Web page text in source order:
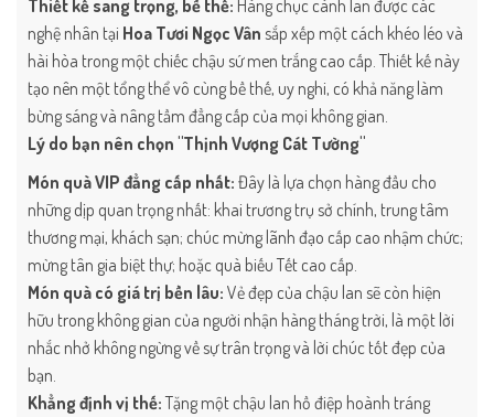
Thiết kế sang trọng, bề thế: Hàng chục cành lan được các
nghệ nhân tại Hoa Tươi Ngọc Vân sắp xếp một cách khéo léo và
hài hòa trong một chiếc chậu sứ men trắng cao cấp. Thiết kế này
tạo nên một tổng thể vô cùng bề thế, uy nghi, có khả năng làm
bừng sáng và nâng tầm đẳng cấp của mọi không gian.
Lý do bạn nên chọn "Thịnh Vượng Cát Tường"
Món quà VIP đẳng cấp nhất: Đây là lựa chọn hàng đầu cho
những dịp quan trọng nhất: khai trương trụ sở chính, trung tâm
thương mại, khách sạn; chúc mừng lãnh đạo cấp cao nhậm chức;
mừng tân gia biệt thự; hoặc quà biếu Tết cao cấp.
Món quà có giá trị bền lâu: Vẻ đẹp của chậu lan sẽ còn hiện
hữu trong không gian của người nhận hàng tháng trời, là một lời
nhắc nhở không ngừng về sự trân trọng và lời chúc tốt đẹp của
bạn.
Khẳng định vị thế: Tặng một chậu lan hồ điệp hoành tráng